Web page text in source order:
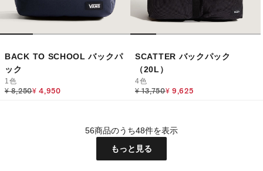
BACK TO SCHOOL バックパ
ック
1色
Price reduced from
¥ 8,250to
¥ 4,950
SCATTER バックパック
（20L）
4色
Price reduced from
¥ 13,750to
¥ 9,625
56商品のうち48件を表示
もっと見る